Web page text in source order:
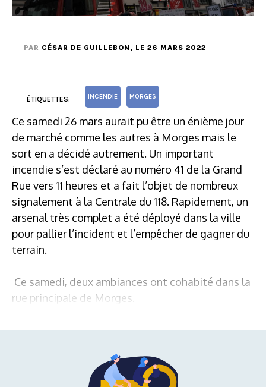
PAR CÉSAR DE GUILLEBON , LE 26 MARS 2022
ÉTIQUETTES: INCENDIE MORGES
Ce samedi 26 mars aurait pu être un énième jour
de marché comme les autres à Morges mais le
sort en a décidé autrement. Un important
incendie s’est déclaré au numéro 41 de la Grand
Rue vers 11 heures et a fait l’objet de nombreux
signalement à la Centrale du 118. Rapidement, un
arsenal très complet a été déployé dans la ville
pour pallier l’incident et l’empêcher de gagner du
terrain.
Ce samedi, deux ambiances ont cohabité dans la
rue principale de Morges.